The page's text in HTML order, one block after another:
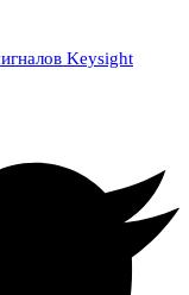
Keysight